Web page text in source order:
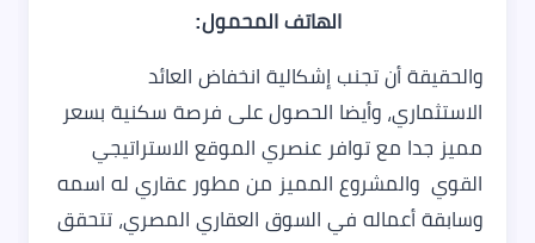
الهاتف المحمول:
والحقيقة أن تجنب إشكالية انخفاض العائد
الاستثماري، وأيضا الحصول على فرصة سكنية بسعر
مميز جدا مع توافر عنصري الموقع الاستراتيجي
القوي والمشروع المميز من مطور عقاري له اسمه
وسابقة أعماله في السوق العقاري المصري، تتحقق